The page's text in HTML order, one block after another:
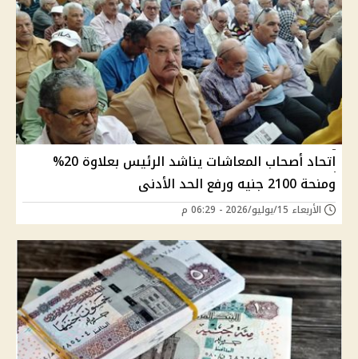
اتحاد أصحاب المعاشات يناشد الرئيس بعلاوة 20%
ومنحة 2100 جنيه ورفع الحد الأدنى
الأربعاء 15/يوليو/2026 - 06:29 م